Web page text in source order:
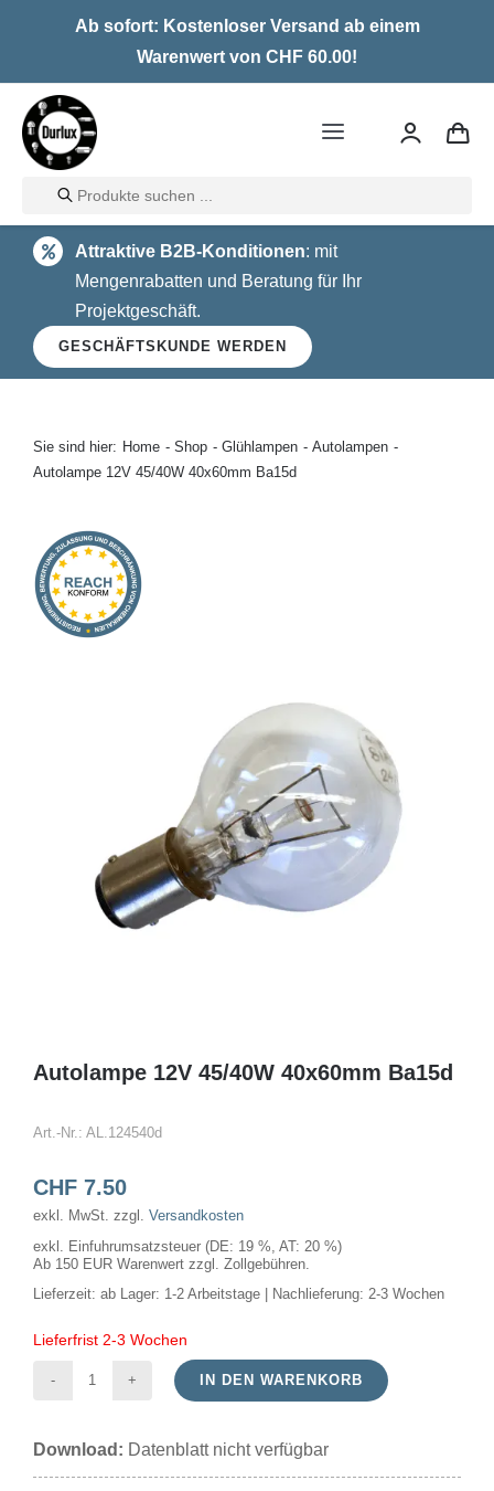
Ab sofort: Kostenloser Versand ab einem
Warenwert von CHF 60.00!
Toggle
Home
LED
Halogen
Glühlampen
Kontakt
Onlineshop
Products
search
Attraktive B2B-Konditionen: mit
Mengenrabatten und Beratung für Ihr
Projektgeschäft.
GESCHÄFTSKUNDE WERDEN
Sie sind hier: Home Shop Glühlampen
Autolampen
Autolampe 12V 45/40W 40x60mm Ba15d
Autolampe 12V 45/40W 40x60mm Ba15d
Art.-Nr.: AL.124540d
CHF7.50
exkl. MwSt. zzgl. Versandkosten
exkl. Einfuhrumsatzsteuer (DE: 19 %, AT: 20 %)
Ab 150 EUR Warenwert zzgl. Zollgebühren.
Lieferzeit: ab Lager: 1-2 Arbeitstage | Nachlieferung: 2-3 Wochen
Lieferfrist 2-3 Wochen
Autolampe
45/40W
IN DEN WARENKORB
Download: Datenblatt nicht verfügbar